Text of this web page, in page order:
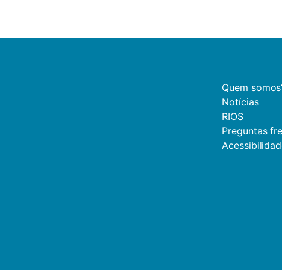
Quem
Notícias
RIOS
Preguntas